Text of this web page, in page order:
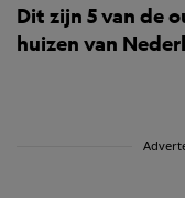
Dit zijn 5 van de
huizen van